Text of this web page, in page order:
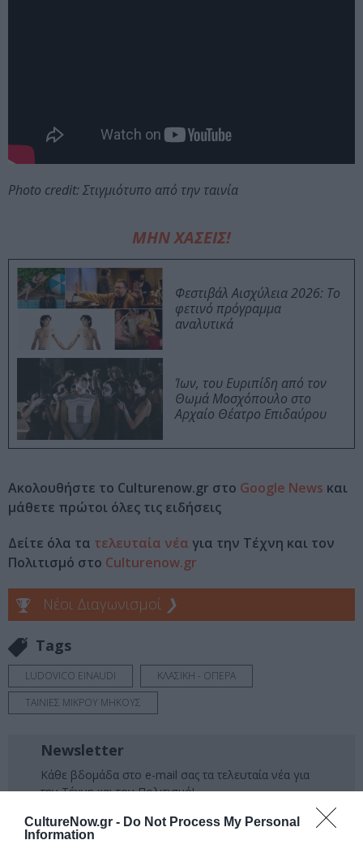
CultureNow.gr - Do Not Process My Personal
Information
Photo credit: Στιγμιότυπο από την ταινία
ΜΗΝ ΧΑΣΕΙΣ!
Φεστιβάλ Αισχύλεια 2026: Το
φετινό πρόγραμμα
αναλυτικά
Ίων, του Ευριπίδη από τον
Θωμά Μοσχόπουλο στο
Αρχαίο Θέατρο Επιδαύρου
Ακολουθήστε το Culturenow.gr στο Google News και
μάθετε πρώτοι όλες τις ειδήσεις
Δείτε όλα τα τελευταία νέα για την Τέχνη και τον
Πολιτισμό στο Culturenow.gr
Νέοι Διαγωνισμοί ❯
Tags
LUDOVICO EINAUDI
ΚΛΑΣΙΚΗ - ΟΠΕΡΑ
ΤΑΙΝΙΕΣ ΜΙΚΡΟΥ ΜΗΚΟΥΣ
Newsletter
Κάθε βδομάδα στο e-mail σας τα τελευταία νέα για
την Τέχνη και τον Πολιτισμό!